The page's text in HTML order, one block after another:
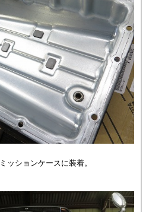
ッションケースに装着。